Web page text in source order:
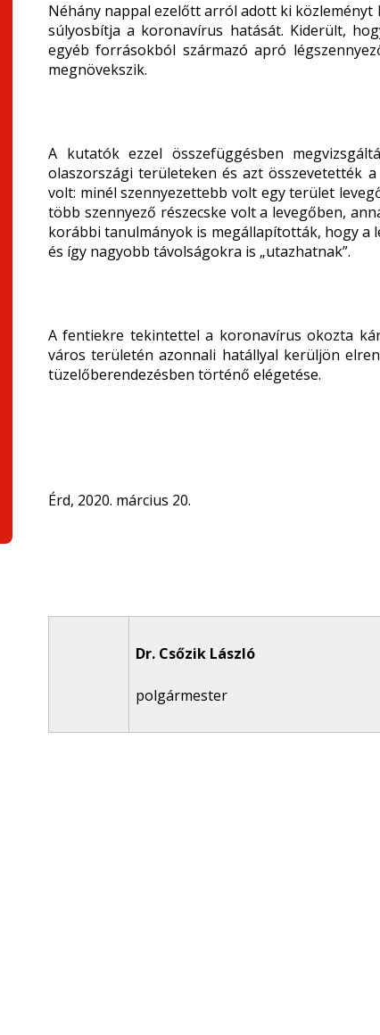
Néhány nappal ezelőtt arról adott ki közleményt
súlyosbítja a koronavírus hatását. Kiderült,
egyéb forrásokból származó apró
megnövekszik.
A kutatók ezzel összefüggésben
olaszországi területeken és azt összevetették
volt: minél szennyezettebb volt egy terület
több szennyező részecske volt a levegőben,
korábbi tanulmányok is megállapították, hogy a
és így nagyobb távolságokra is „utazhatnak”.
A fentiekre tekintettel a koronavírus okozta
város területén azonnali hatállyal kerüljön
tüzelőberendezésben történő elégetése.
Érd, 2020. március 20.
Dr. Csőzik László
polgármester